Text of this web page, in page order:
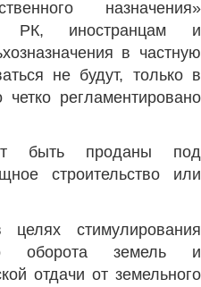
назначения»
РК, иностранцам и
в частную
не будут, только в
регламентировано
быть проданы под
строительство или
стимулирования
оборота земель и
отдачи от земельного